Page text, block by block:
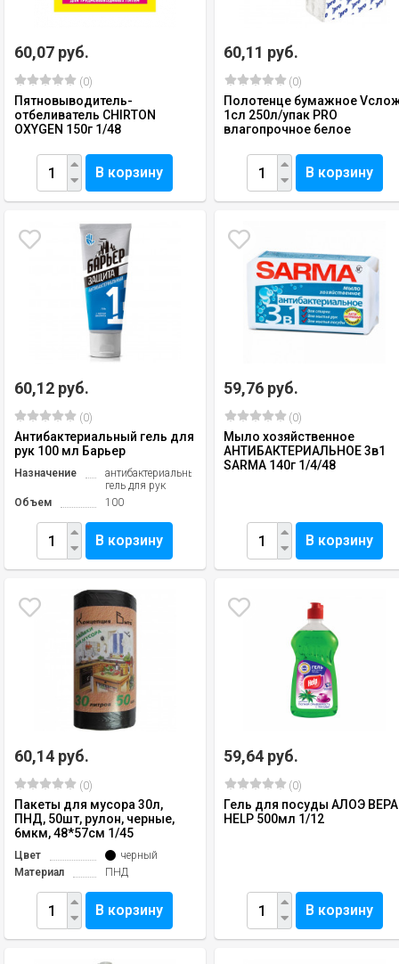
60,07 руб.
(0)
Пятновыводитель-
отбеливатель CHIRTON
OXYGEN 150г 1/48
В корзину
60,11 руб.
(0)
Полотенце бумажное
1сл 250л/упак PRO
влагопрочное белое
В корзину
60,12 руб.
(0)
Антибактериальный гель для
рук 100 мл Барьер
Назначение
антибактериальный
гель для рук
Объем
100
В корзину
59,76 руб.
(0)
Мыло хозяйственное
АНТИБАКТЕРИАЛЬНОЕ 3в1
SARMA 140г 1/4/48
В корзину
60,14 руб.
(0)
Пакеты для мусора 30л,
ПНД, 50шт, рулон, черные,
6мкм, 48*57см 1/45
Цвет
черный
Материал
ПНД
В корзину
59,64 руб.
(0)
Гель для посуды АЛОЭ ВЕРА
HELP 500мл 1/12
В корзину